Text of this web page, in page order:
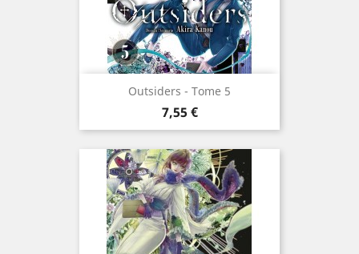
Outsiders - Tome 5
Prix
7,55 €